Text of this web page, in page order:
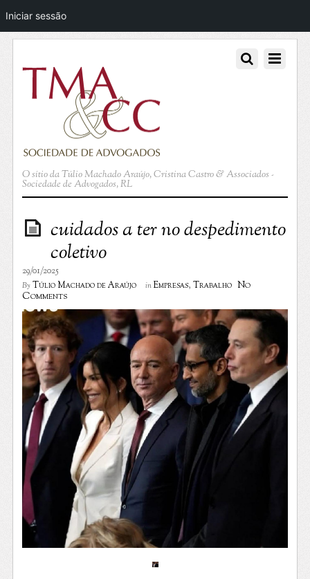
O sítio da Túlio Machado Araújo, Cristina Castro & Associados -
Sociedade de Advogados, RL
cuidados a ter no despedimento
coletivo
29/01/2025
By Túlio Machado de Araújo in Empresas,Trabalho No
Comments
Iniciar sessão